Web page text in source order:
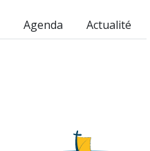
Agenda Actualité